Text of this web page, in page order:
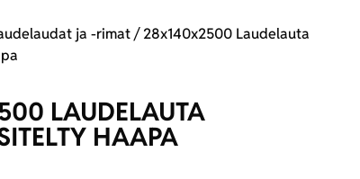
ja -rimat/ 28x140x2500 Laudelauta
LAUDELAUTA
HAAPA